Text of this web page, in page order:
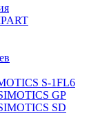
S-1FL6
GP
SD